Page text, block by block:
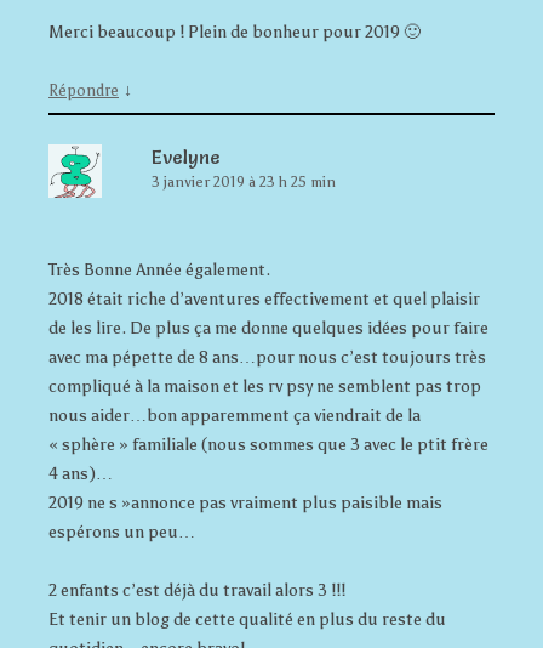
Merci beaucoup ! Plein de bonheur pour 2019 🙂
Répondre ↓
Evelyne
3 janvier 2019 à 23 h 25 min
Très Bonne Année également.
2018 était riche d’aventures effectivement et quel plaisir
de les lire. De plus ça me donne quelques idées pour faire
avec ma pépette de 8 ans…pour nous c’est toujours très
compliqué à la maison et les rv psy ne semblent pas trop
nous aider…bon apparemment ça viendrait de la
« sphère » familiale (nous sommes que 3 avec le ptit frère
4 ans)…
2019 ne s »annonce pas vraiment plus paisible mais
espérons un peu…
2 enfants c’est déjà du travail alors 3 !!!
Et tenir un blog de cette qualité en plus du reste du